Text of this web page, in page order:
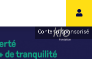
Contenu sponsorisé